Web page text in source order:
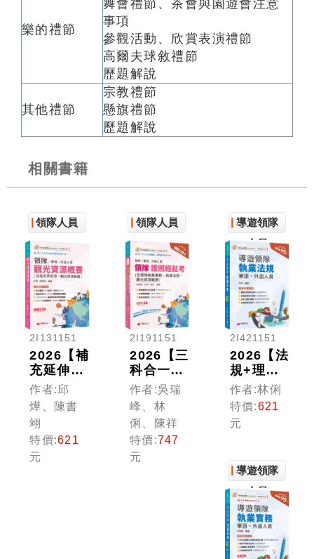
樂的禮節
舞會禮節、茶會與園遊會注意
事項
參觀活動、欣賞表演禮節
高爾夫球敘禮節
歷題解說
其他禮節
宗教禮節
懸旗禮節
歷題解說
相關書籍
領隊人員
2I131151
2026【補
充延伸實
務趨勢與
議題】觀
光資源概
要(包括
世界史地
ˋ觀光資
作者:邱
燁、陳書
翊
特價:621
元
領隊人員
2I191151
2026【三
科合一必
考重點】
絕對上
榜! 領隊
證照輕鬆
考 (含領
隊執業實
作者:吳瑞
峰、林
俐、陳祥
特價:747
元
導遊領隊
人員
2I421151
2026【法
規+理論
+實務一
本GO!】
導遊領隊
執業法規
領隊人
員〕
作者:林俐
特價:621
元
導遊領隊
人員